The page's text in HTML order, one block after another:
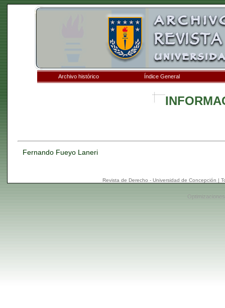
Archivo histórico Índice General
Fernando Fueyo Laneri
Revista de Derecho - Universidad de Concepción |